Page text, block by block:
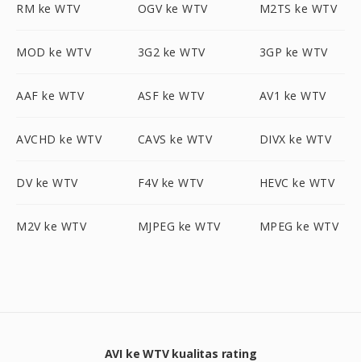
RM ke WTV OGV ke WTV M2TS ke WTV
MOD ke WTV 3G2 ke WTV 3GP ke WTV
AAF ke WTV ASF ke WTV AV1 ke WTV
AVCHD ke WTV CAVS ke WTV DIVX ke WTV
DV ke WTV F4V ke WTV HEVC ke WTV
M2V ke WTV MJPEG ke WTV MPEG ke WTV
AVI ke WTV kualitas rating